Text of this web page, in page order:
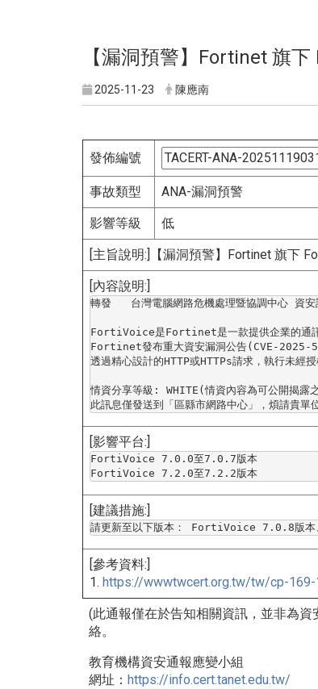
【漏洞預警】Fortinet 旗
2025-11-23 陳應南
發佈編號
事故類型 ANA-漏洞預警
影響等級 低
[主旨說明:]【漏洞預警】Fortinet 旗下
[內容說明:]
轉發   台灣電腦網路危機處理暨協調中心 資
FortiVoice是Fortinet是一款提供企業的通
Fortinet發布重大資安漏洞公告(CVE-2025-
透過精心設計的HTTP或HTTPs請求， 執行未經授
情資分享等級: WHITE(情資內容為可公開揭露
此訊息僅發送到「區縣市網路中心」， 煩請貴單
[影響平台:]
FortiVoice 7.0.0至7.0.7版本
FortiVoice 7.2.0至7.2.2版本
[建議措施:]
請更新至以下版本： FortiVoice 7.0.8版
[參考資料:]
1. https://wwwtwcert.org.tw/tw/cp-
(此通報僅在於告知相關資訊，並非為資
絡。
教育機構資安通報應變小組
網址： https://info.cert.tanet.edu.tw/